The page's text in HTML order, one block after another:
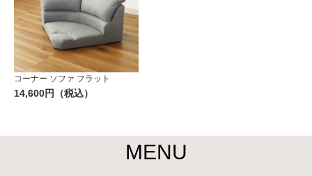
コーナー ソファ フラット
14,600円（税込）
MENU